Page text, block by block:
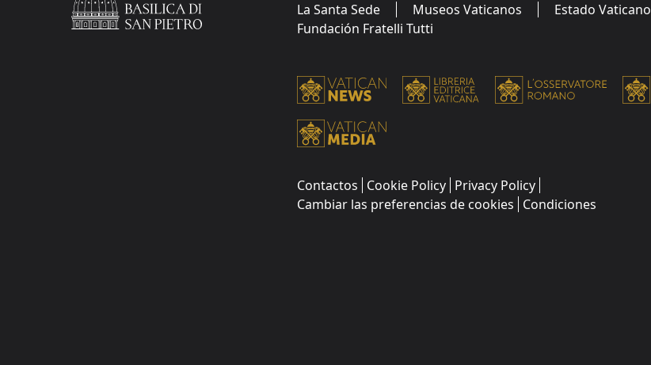
La Santa Sede Museos Vaticanos
Estado Vaticano
Fundación Fratelli Tutti
Contactos Cookie Policy Privacy Policy
Cambiar las preferencias de cookies Condiciones